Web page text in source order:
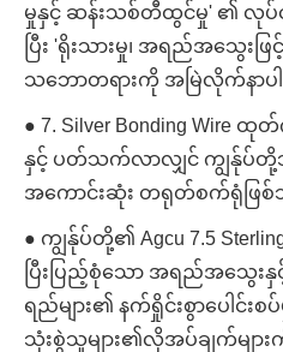
မှုနှင့် ဆန်းသစ်တီထွင်မှု' ၏ လုပ်
ပြီး 'ရိုးသားမှု၊ အရည်အသွေးဖ
သဘောတရားကို အမြဲလိုက်နာပ
● 7. Silver Bonding Wire ထုတ်
နှင့် ပတ်သက်လာလျှင် ကျွန်ုပ်
အကောင်းဆုံး တရုတ်စက်ရုံဖြ
● ကျွန်ုပ်တို့၏ Agcu 7.5
ပြီးပြည့်စုံသော အရည်အသွေးနှ
ရည်များ၏ နက်ရှိုင်းစွာပေါင်
သုံးစွဲသူများ၏လိုအပ်ချက်မျာ